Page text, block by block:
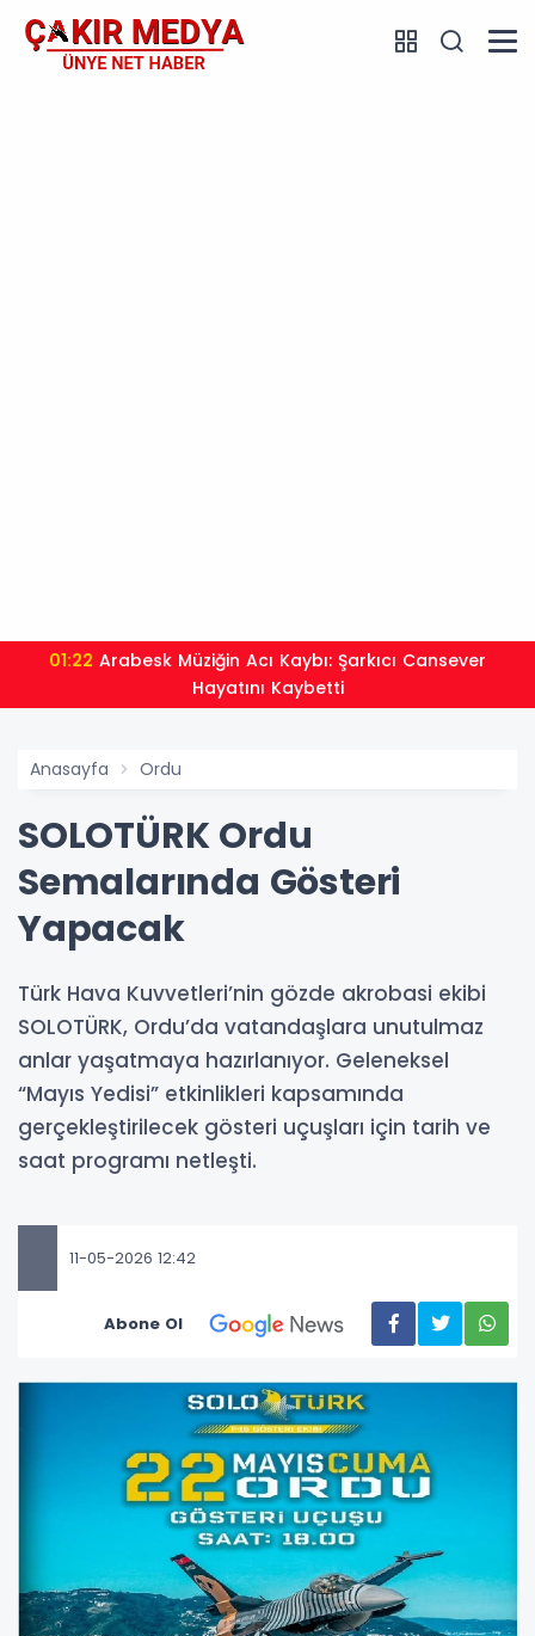
01:22
Hayatını Kaybetti
Anasayfa Ordu
SOLOTÜRK Ordu
Semalarında Gösteri
Yapacak
Türk Hava Kuvvetleri’nin gözde akrobasi ekibi
SOLOTÜRK, Ordu’da vatandaşlara unutulmaz
anlar yaşatmaya hazırlanıyor. Geleneksel
“Mayıs Yedisi” etkinlikleri kapsamında
gerçekleştirilecek gösteri uçuşları için tarih ve
saat programı netleşti.
11-05-2026 12:42
Abone Ol